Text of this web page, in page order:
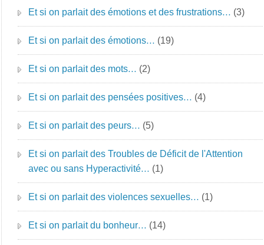
Et si on parlait des émotions et des frustrations… (3)
Et si on parlait des émotions… (19)
Et si on parlait des mots… (2)
Et si on parlait des pensées positives… (4)
Et si on parlait des peurs… (5)
Et si on parlait des Troubles de Déficit de l'Attention
avec ou sans Hyperactivité… (1)
Et si on parlait des violences sexuelles… (1)
Et si on parlait du bonheur… (14)